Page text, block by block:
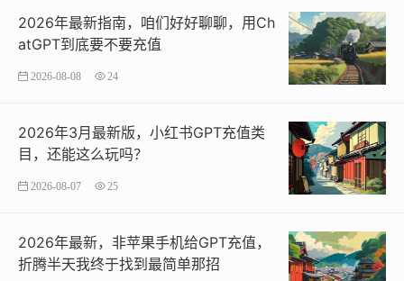
2026年最新指南，咱们好好聊聊，用Ch
atGPT到底要不要充值
2026-08-08 24
2026年3月最新版，小红书GPT充值类
目，还能这么玩吗？
2026-08-07 25
2026年最新，非苹果手机给GPT充值，
折腾半天我终于找到最简单那招